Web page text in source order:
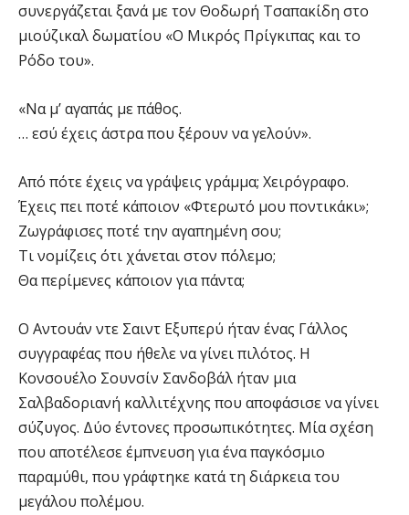
συνεργάζεται ξανά με τον Θοδωρή Τσαπακίδη στο
μιούζικαλ δωματίου «Ο Μικρός Πρίγκιπας και το
Ρόδο του».
«Να μ’ αγαπάς με πάθος.
… εσύ έχεις άστρα που ξέρουν να γελούν».
Από πότε έχεις να γράψεις γράμμα; Χειρόγραφο.
Έχεις πει ποτέ κάποιον «Φτερωτό μου ποντικάκι»;
Ζωγράφισες ποτέ την αγαπημένη σου;
Τι νομίζεις ότι χάνεται στον πόλεμο;
Θα περίμενες κάποιον για πάντα;
Ο Αντουάν ντε Σαιντ Εξυπερύ ήταν ένας Γάλλος
συγγραφέας που ήθελε να γίνει πιλότος. Η
Κονσουέλο Σουνσίν Σανδοβάλ ήταν μια
Σαλβαδοριανή καλλιτέχνης που αποφάσισε να γίνει
σύζυγος. Δύο έντονες προσωπικότητες. Μία σχέση
που αποτέλεσε έμπνευση για ένα παγκόσμιο
παραμύθι, που γράφτηκε κατά τη διάρκεια του
μεγάλου πολέμου.